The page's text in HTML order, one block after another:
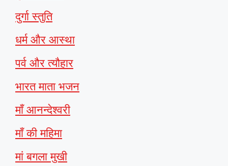
दुर्गा स्तुति
धर्म और आस्था
पर्व और त्यौहार
भारत माता भजन
माँ आनन्देश्वरी
माँ की महिमा
मां बगला मुखी